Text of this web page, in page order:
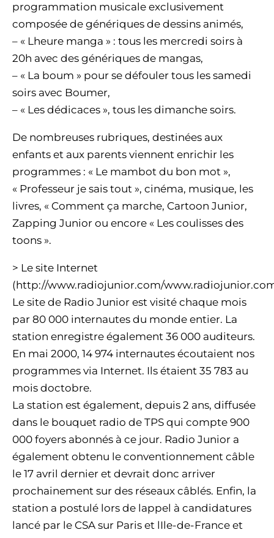
programmation musicale exclusivement
composée de génériques de dessins animés,
– « Lheure manga » : tous les mercredi soirs à
20h avec des génériques de mangas,
– « La boum » pour se défouler tous les samedi
soirs avec Boumer,
– « Les dédicaces », tous les dimanche soirs.
De nombreuses rubriques, destinées aux
enfants et aux parents viennent enrichir les
programmes : « Le mambot du bon mot »,
« Professeur je sais tout », cinéma, musique, les
livres, « Comment ça marche, Cartoon Junior,
Zapping Junior ou encore « Les coulisses des
toons ».
> Le site Internet
(http://www.radiojunior.com/
Le site de Radio Junior est visité chaque mois
par 80 000 internautes du monde entier. La
station enregistre également 36 000 auditeurs.
En mai 2000, 14 974 internautes écoutaient nos
programmes via Internet. Ils étaient 35 783 au
mois doctobre.
La station est également, depuis 2 ans, diffusée
dans le bouquet radio de TPS qui compte 900
000 foyers abonnés à ce jour. Radio Junior a
également obtenu le conventionnement câble
le 17 avril dernier et devrait donc arriver
prochainement sur des réseaux câblés. Enfin, la
station a postulé lors de lappel à candidatures
lancé par le CSA sur Paris et lIle-de-France et